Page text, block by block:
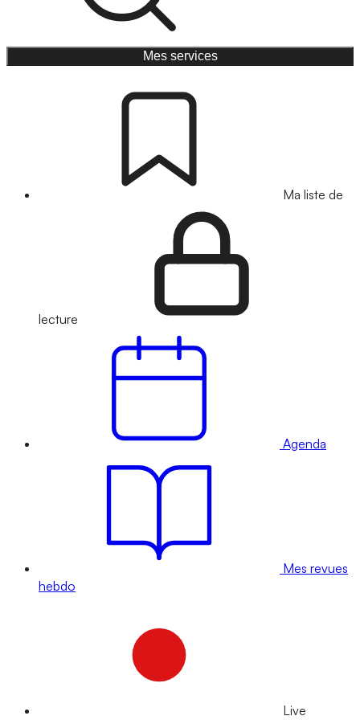
Mes services
Ma liste de
lecture
Agenda
Mes revues
hebdo
Live